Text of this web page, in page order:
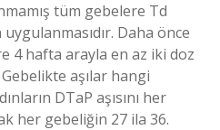
tüm gebelere Td
Daha önce
4 hafta arayla en az iki doz
Gebelikte aşılar hangi
DTaP aşısını her
her gebeliğin 27 ila 36.